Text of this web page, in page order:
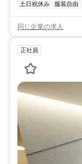
土日祝休み
服装自由
同じ企業の求人
正社員